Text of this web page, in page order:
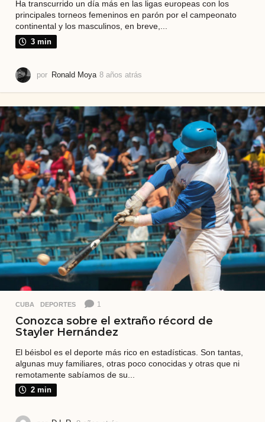
Ha transcurrido un día más en las ligas europeas con los
principales torneos femeninos en parón por el campeonato
continental y los masculinos, en breve,...
3 min
por Ronald Moya 8 años atrás
o
s
a
t
r
á
s
CUBA ,DEPORTES 1
Conozca sobre el extraño récord de
Stayler Hernández
El béisbol es el deporte más rico en estadísticas. Son tantas,
algunas muy familiares, otras poco conocidas y otras que ni
remotamente sabíamos de su...
2 min